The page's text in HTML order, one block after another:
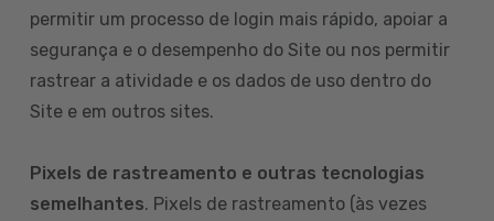
permitir um processo de login mais rápido, apoiar a
segurança e o desempenho do Site ou nos permitir
rastrear a atividade e os dados de uso dentro do
Site e em outros sites.
Pixels de rastreamento e outras tecnologias
semelhantes. Pixels de rastreamento (às vezes